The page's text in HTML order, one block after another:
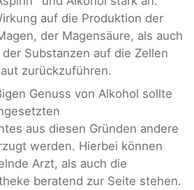
auf die Produktion der
der Magensäure, als auch
Substanzen auf die Zellen
zurückzuführen.
Genuss von Alkohol sollte
aus diesen Gründen andere
werden. Hierbei können
Arzt, als auch die
beratend zur Seite stehen.